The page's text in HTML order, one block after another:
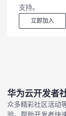
支持。
立即加入
华为云开发者
众多精彩社区活动
验。帮助开发者快